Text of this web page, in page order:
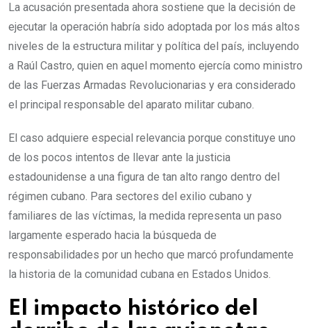
La acusación presentada ahora sostiene que la decisión de
ejecutar la operación habría sido adoptada por los más altos
niveles de la estructura militar y política del país, incluyendo
a Raúl Castro, quien en aquel momento ejercía como ministro
de las Fuerzas Armadas Revolucionarias y era considerado
el principal responsable del aparato militar cubano.
El caso adquiere especial relevancia porque constituye uno
de los pocos intentos de llevar ante la justicia
estadounidense a una figura de tan alto rango dentro del
régimen cubano. Para sectores del exilio cubano y
familiares de las víctimas, la medida representa un paso
largamente esperado hacia la búsqueda de
responsabilidades por un hecho que marcó profundamente
la historia de la comunidad cubana en Estados Unidos.
El impacto histórico del